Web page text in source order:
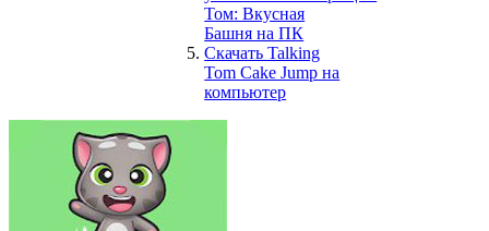
Том: Вкусная
Башня на ПК
Скачать Talking
Tom Cake Jump на
компьютер